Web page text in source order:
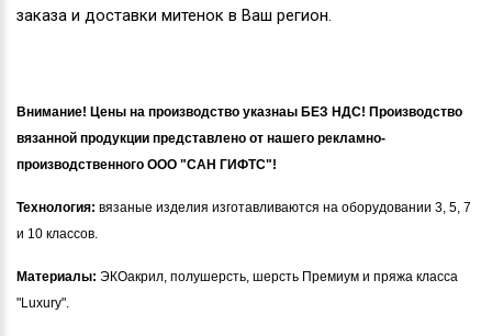
заказа и доставки митенок в Ваш регион.
Внимание! Цены на производство указнаы БЕЗ НДС! Производство
вязанной продукции представлено от нашего рекламно-
производственного ООО "САН ГИФТС"!
Технология: вязаные изделия изготавливаются на оборудовании 3, 5, 7
и 10 классов.
Материалы: ЭКОакрил, полушерсть, шерсть Премиум и пряжа класса
"Luxury".